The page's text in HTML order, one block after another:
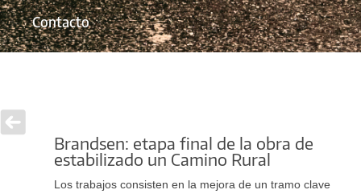
Contacto
Brandsen: etapa final de la obra de
estabilizado un Camino Rural
Los trabajos consisten en la mejora de un tramo clave